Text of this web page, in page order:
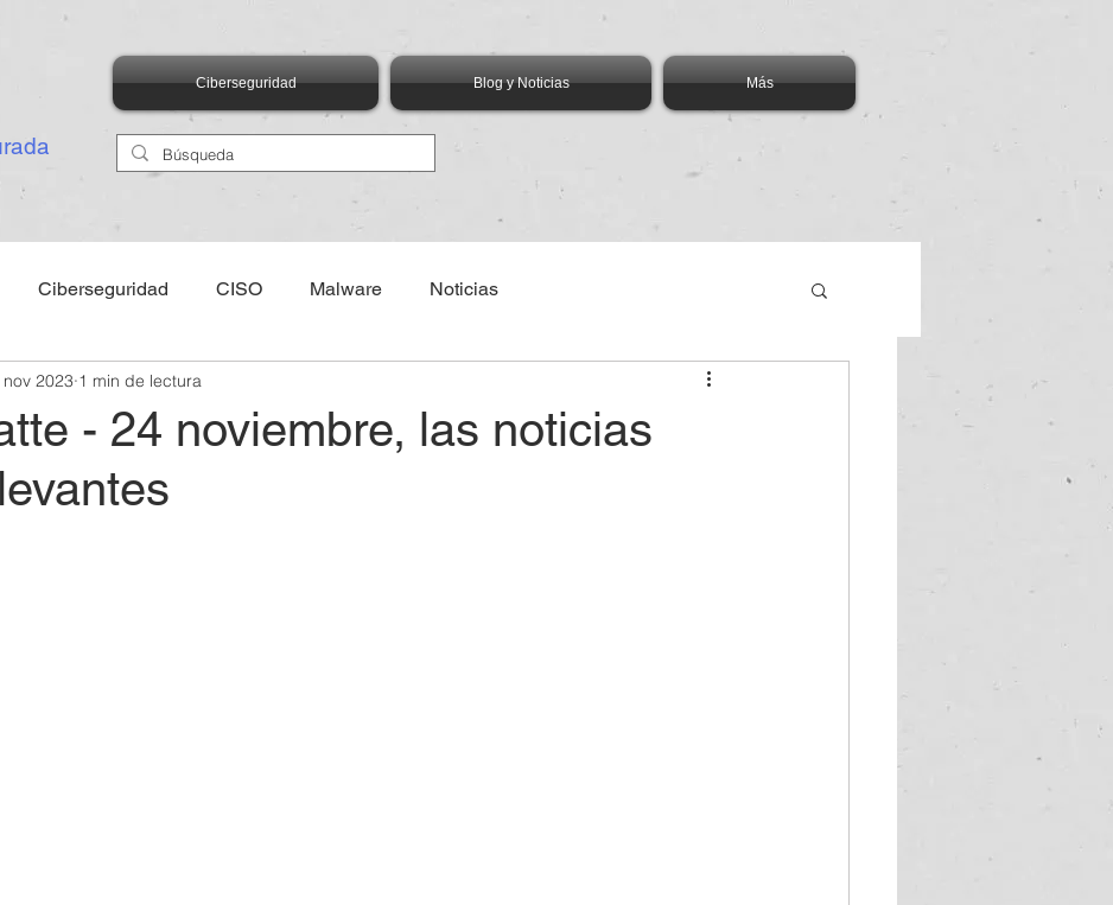
Ciberseguridad Blog y Noticias Más
Ciberseguridad CISO Malware Noticias
eventos
Tecnologías Emergentes
- 24 noviembre, las noticias
nov 2023 1 min de lectura